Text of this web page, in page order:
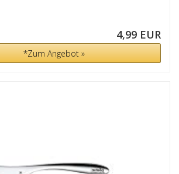
4,99 EUR
*Zum Angebot »